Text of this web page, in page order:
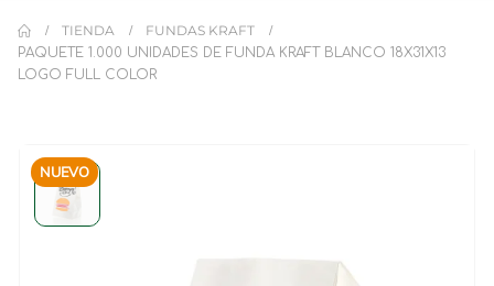
TIENDA FUNDAS KRAFT
PAQUETE 1.000 UNIDADES DE FUNDA KRAFT BLANCO 18X31X13
LOGO FULL COLOR
NUEVO